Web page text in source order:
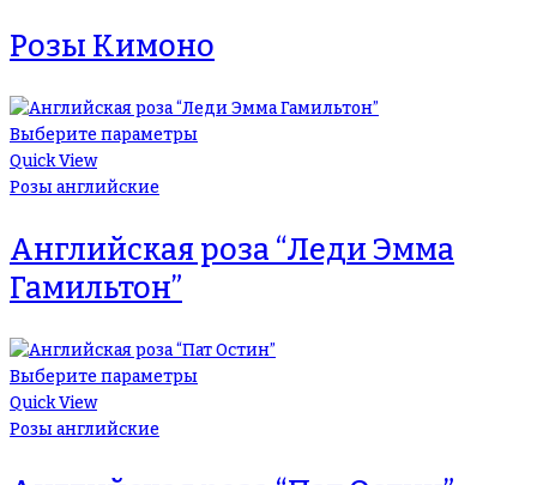
Розы Кимоно
Выберите параметры
Quick View
Розы английские
Английская роза “Леди Эмма
Гамильтон”
Выберите параметры
Quick View
Розы английские